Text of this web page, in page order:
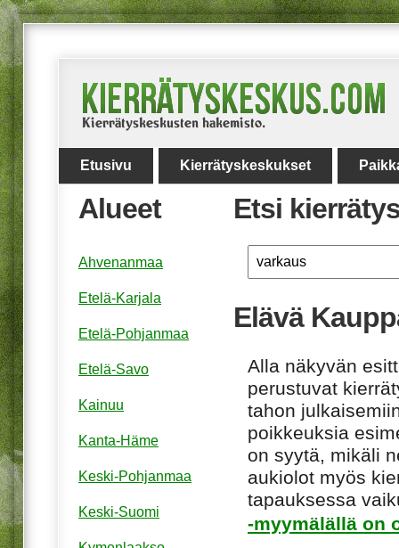
Etusivu Kierrätyskeskukset
Etsi
Elävä
Alla näkyvän
perustuvat
tahon
poikkeuksia
on syytä, mikäli
aukiolot myös
tapauksessa
-myymälällä on
Alueet
Ahvenanmaa
Etelä-Karjala
Etelä-Pohjanmaa
Etelä-Savo
Kainuu
Kanta-Häme
Keski-Pohjanmaa
Keski-Suomi